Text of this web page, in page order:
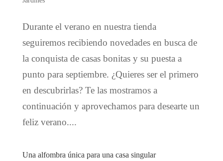
Durante el verano en nuestra tienda
seguiremos recibiendo novedades en busca de
la conquista de casas bonitas y su puesta a
punto para septiembre. ¿Quieres ser el primero
en descubrirlas? Te las mostramos a
continuación y aprovechamos para desearte un
feliz verano....
Una alfombra única para una casa singular